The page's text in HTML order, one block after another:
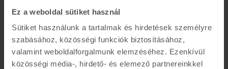
Ez a weboldal sütiket használ
Sütiket használunk a tartalmak és hirdetések személyre
szabásához, közösségi funkciók biztosításához,
valamint weboldalforgalmunk elemzéséhez. Ezenkívül
közösségi média-, hirdető- és elemező partnereinkkel
-31%